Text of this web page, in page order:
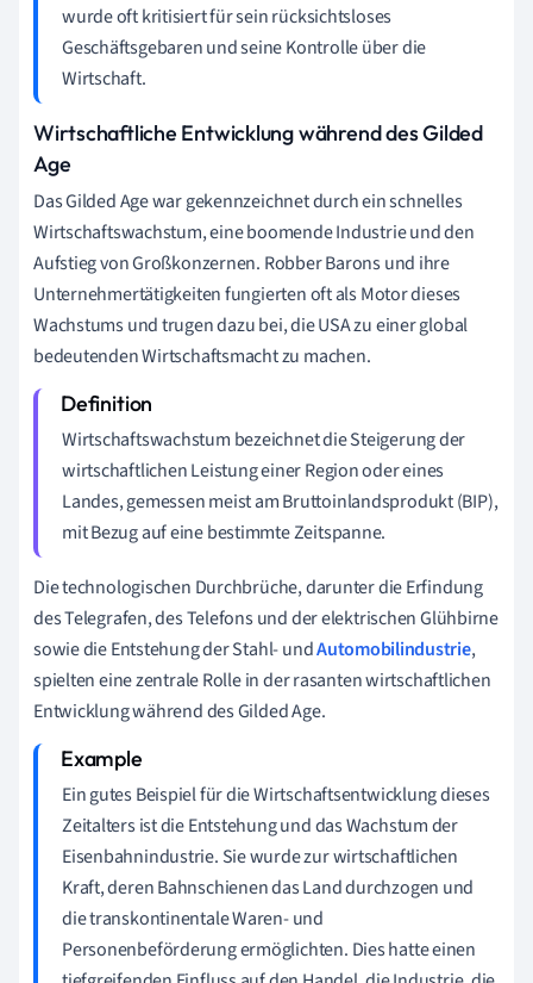
wurde oft kritisiert für sein rücksichtsloses
Geschäftsgebaren und seine Kontrolle über die
Wirtschaft.
Wirtschaftliche Entwicklung während des Gilded
Age
Das Gilded Age war gekennzeichnet durch ein schnelles
Wirtschaftswachstum, eine boomende Industrie und den
Aufstieg von Großkonzernen. Robber Barons und ihre
Unternehmertätigkeiten fungierten oft als Motor dieses
Wachstums und trugen dazu bei, die USA zu einer global
bedeutenden Wirtschaftsmacht zu machen.
Wirtschaftswachstum bezeichnet die Steigerung der
wirtschaftlichen Leistung einer Region oder eines
Landes, gemessen meist am Bruttoinlandsprodukt (BIP),
mit Bezug auf eine bestimmte Zeitspanne.
Die technologischen Durchbrüche, darunter die Erfindung
des Telegrafen, des Telefons und der elektrischen Glühbirne
sowie die Entstehung der Stahl- undAutomobilindustrie,
spielten eine zentrale Rolle in der rasanten wirtschaftlichen
Entwicklung während des Gilded Age.
Ein gutes Beispiel für die Wirtschaftsentwicklung dieses
Zeitalters ist die Entstehung und das Wachstum der
Eisenbahnindustrie. Sie wurde zur wirtschaftlichen
Kraft, deren Bahnschienen das Land durchzogen und
die transkontinentale Waren- und
Personenbeförderung ermöglichten. Dies hatte einen